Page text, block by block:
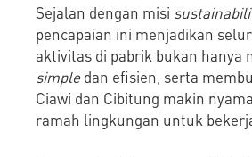
Sejalan dengan misi
pencapaian ini menjadikan
aktivitas di pabrik bukan hanya
simpledan efisien, serta
Ciawi dan Cibitung makin
ramah lingkungan untuk